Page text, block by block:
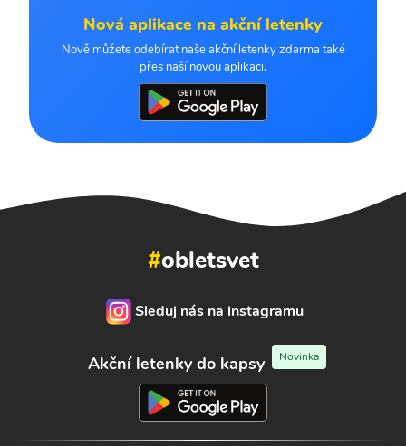
Nová aplikace na akční letenky
Nově můžete odebírat naše akční letenky zdarma také
přes naší novou aplikaci.
#obletsvet
Sleduj nás na instagramu
Akční letenky do kapsy Novinka